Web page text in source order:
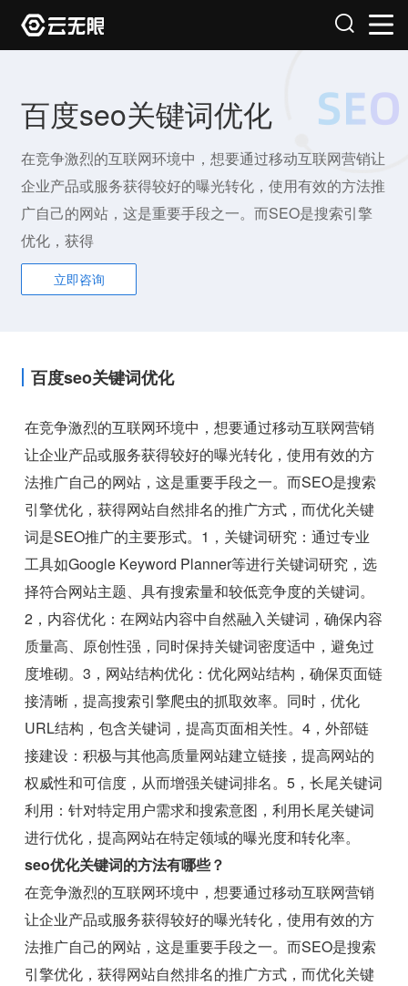
百度seo关键词优化
在竞争激烈的互联网环境中，想要通过移动互联网营销让
企业产品或服务获得较好的曝光转化，使用有效的方法推
广自己的网站，这是重要手段之一。而SEO是搜索引擎
优化，获得
立即咨询
百度seo关键词优化
在竞争激烈的互联网环境中，想要通过移动互联网营销
让企业产品或服务获得较好的曝光转化，使用有效的方
法推广自己的网站，这是重要手段之一。而SEO是搜索
引擎优化，获得网站自然排名的推广方式，而优化关键
词是SEO推广的主要形式。1，关键词研究：通过专业
工具如Google Keyword Planner等进行关键词研究，选
择符合网站主题、具有搜索量和较低竞争度的关键词。
2，内容优化：在网站内容中自然融入关键词，确保内容
质量高、原创性强，同时保持关键词密度适中，避免过
度堆砌。3，网站结构优化：优化网站结构，确保页面链
接清晰，提高搜索引擎爬虫的抓取效率。同时，优化
URL结构，包含关键词，提高页面相关性。4，外部链
接建设：积极与其他高质量网站建立链接，提高网站的
权威性和可信度，从而增强关键词排名。5，长尾关键词
利用：针对特定用户需求和搜索意图，利用长尾关键词
进行优化，提高网站在特定领域的曝光度和转化率。
seo优化关键词的方法有哪些？
在竞争激烈的互联网环境中，想要通过移动互联网营销
让企业产品或服务获得较好的曝光转化，使用有效的方
法推广自己的网站，这是重要手段之一。而SEO是搜索
引擎优化，获得网站自然排名的推广方式，而优化关键